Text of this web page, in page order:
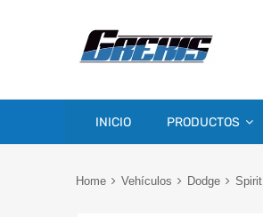
INICIO PRODUCTOS
Home Vehículos Dodge Spirit